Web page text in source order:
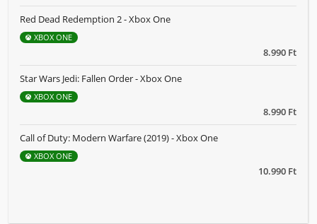
8.990 Ft
Red Dead Redemption 2 - Xbox One
XBOX ONE
8.990 Ft
Star Wars Jedi: Fallen Order - Xbox One
XBOX ONE
10.990 Ft
Call of Duty: Modern Warfare (2019) - Xbox One
XBOX ONE